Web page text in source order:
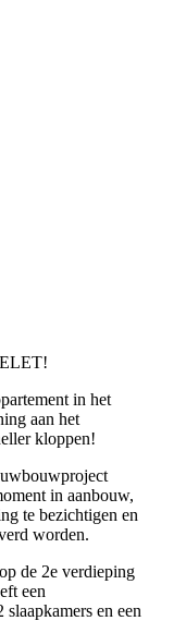
in het
aan het
kloppen!
in aanbouw,
te bezichtigen en
worden.
de 2e verdieping
een
en een